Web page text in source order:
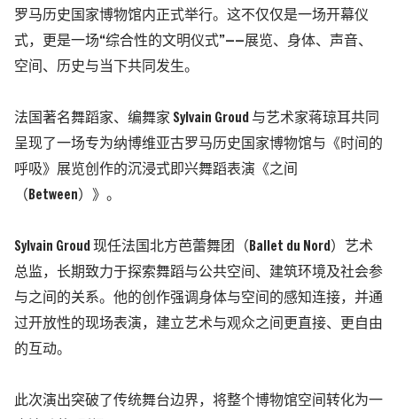
罗马历史国家博物馆内正式举行。这不仅仅是一场开幕仪
式，更是一场“综合性的文明仪式”——展览、身体、声音、
空间、历史与当下共同发生。
法国著名舞蹈家、编舞家 Sylvain Groud 与艺术家蒋琼耳共同
呈现了一场专为纳博维亚古罗马历史国家博物馆与《时间的
呼吸》展览创作的沉浸式即兴舞蹈表演《之间
（Between）》。
Sylvain Groud 现任法国北方芭蕾舞团（Ballet du Nord）艺术
总监，长期致力于探索舞蹈与公共空间、建筑环境及社会参
与之间的关系。他的创作强调身体与空间的感知连接，并通
过开放性的现场表演，建立艺术与观众之间更直接、更自由
的互动。
此次演出突破了传统舞台边界，将整个博物馆空间转化为一